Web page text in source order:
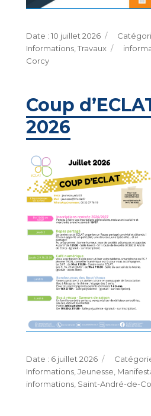
Publié
le
10 juillet 2026
Informations,Travaux
Corcy
Coup
2026
Publié
le
6 juillet 2026
Informations, Jeunesse
informations, Saint-André-de-